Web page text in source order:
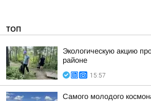
ТОП
Экологическую акцию
районе
15:57
Самого молодого